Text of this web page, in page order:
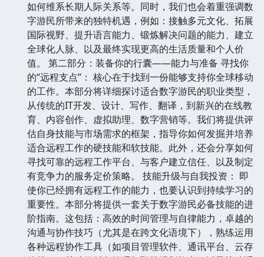
如何维系长期人际关系等。同时，我们也会着重强调数
字游民所带来的独特机遇，例如：接触多元文化、拓展
国际视野、提升语言能力、锻炼解决问题的能力、建立
全球化人脉、以及最终实现更高的生活质量和个人价
值。 第二部分：装备你的行囊——能力与准备 寻找你
的“远程支点”： 核心在于找到一份能够支持你全球移动
的工作。本部分将详细探讨适合数字游民的职业类型，
从传统的IT开发、设计、写作、翻译，到新兴的在线教
育、内容创作、虚拟助理、数字营销等。我们将提供评
估自身技能与市场需求的框架，指导你如何发掘并培养
适合远程工作的硬技能和软技能。此外，还会分享如何
寻找可靠的远程工作平台、与客户建立信任、以及制定
有竞争力的服务定价策略。 技能升级与自我投资： 即
使你已经拥有远程工作的能力，也要认识到持续学习的
重要性。本部分将提供一套关于数字游民必备技能的进
阶指南。这包括：高效的时间管理与自律能力，卓越的
沟通与协作技巧（尤其是在跨文化语境下），熟练运用
各种远程协作工具（如项目管理软件、通讯平台、云存